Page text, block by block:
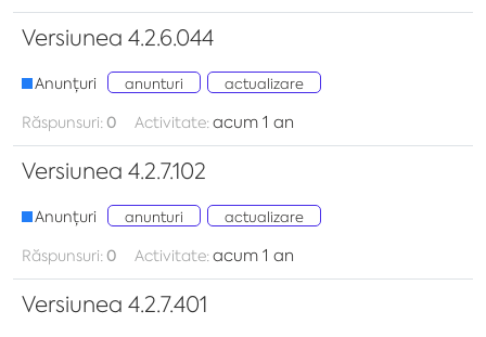
Versiunea 4.2.6.044
Anunțuri anunturi actualizare
Răspunsuri:0 Activitate:acum 1 an
Versiunea 4.2.7.102
Anunțuri anunturi actualizare
Răspunsuri:0 Activitate:acum 1 an
Versiunea 4.2.7.401